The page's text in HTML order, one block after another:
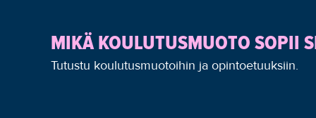
MIKÄ KOULUTUSMUOTO SOPII
Tutustu koulutusmuotoihin ja opintoetuuksiin.